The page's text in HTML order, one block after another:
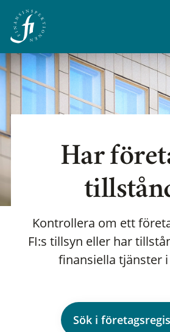
Har
Kontrollera om ett
FI:s tillsyn eller har
finansiella tjänster i
Sök i